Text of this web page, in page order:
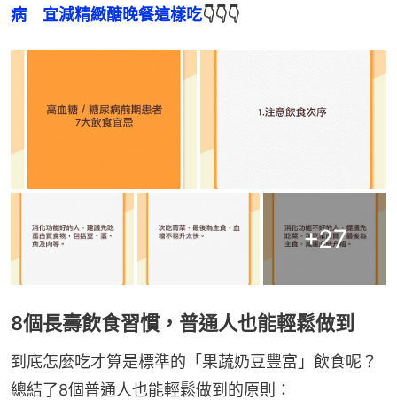
病　宜減精緻醣晚餐這樣吃👇👇👇
+27
8個長壽飲食習慣，普通人也能輕鬆做到
到底怎麼吃才算是標準的「果蔬奶豆豐富」飲食呢？
總結了8個普通人也能輕鬆做到的原則：